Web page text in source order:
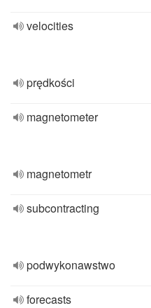
velocities
prędkości
magnetometer
magnetometr
subcontracting
podwykonawstwo
forecasts